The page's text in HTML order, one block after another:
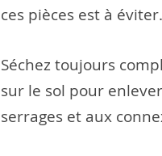
ces pièces est à éviter.
Séchez toujours
sur le sol pour
serrages et aux